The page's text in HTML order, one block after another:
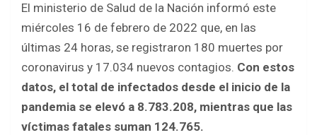
ce
b
o
o
k
tt
er
at
s
A
p
p
ar
e
El ministerio de Salud de la Nación informó este
miércoles 16 de febrero de 2022 que, en las
últimas 24 horas, se registraron 180 muertes por
coronavirus y 17.034 nuevos contagios. Con estos
datos, el total de infectados desde el inicio de la
pandemia se elevó a 8.783.208, mientras que las
víctimas fatales suman 124.765.